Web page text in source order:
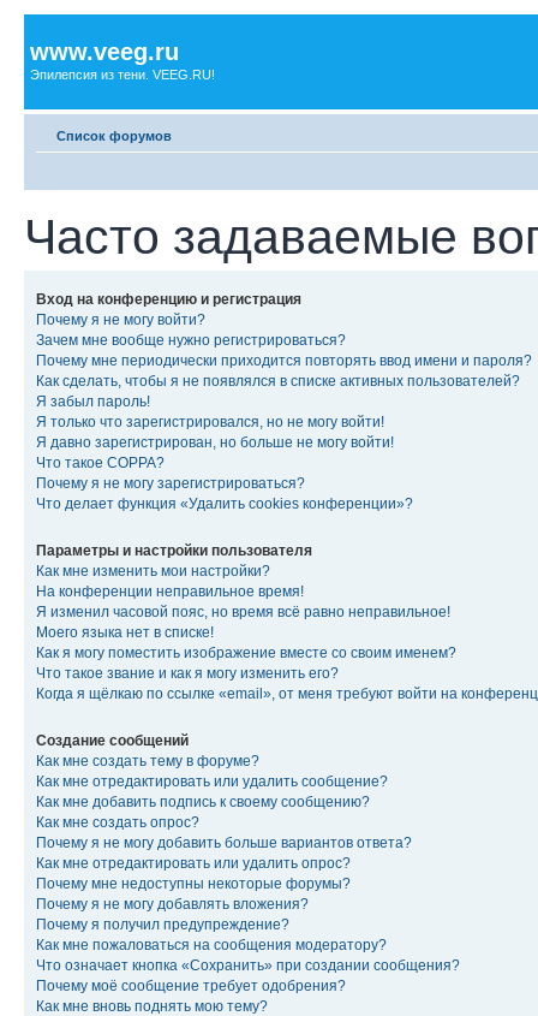
www.veeg.ru
Эпилепсия из тени. VEEG.RU!
Список форумов
Часто задаваемые
Вход на конференцию и регистрация
Почему я не могу войти?
Зачем мне вообще нужно регистрироваться?
Почему мне периодически приходится повторять ввод имени и пароля?
Как сделать, чтобы я не появлялся в списке активных пользователей?
Я забыл пароль!
Я только что зарегистрировался, но не могу войти!
Я давно зарегистрирован, но больше не могу войти!
Что такое COPPA?
Почему я не могу зарегистрироваться?
Что делает функция «Удалить cookies конференции»?
Параметры и настройки пользователя
Как мне изменить мои настройки?
На конференции неправильное время!
Я изменил часовой пояс, но время всё равно неправильное!
Моего языка нет в списке!
Как я могу поместить изображение вместе со своим именем?
Что такое звание и как я могу изменить его?
Когда я щёлкаю по ссылке «email», от меня требуют войти на
Создание сообщений
Как мне создать тему в форуме?
Как мне отредактировать или удалить сообщение?
Как мне добавить подпись к своему сообщению?
Как мне создать опрос?
Почему я не могу добавить больше вариантов ответа?
Как мне отредактировать или удалить опрос?
Почему мне недоступны некоторые форумы?
Почему я не могу добавлять вложения?
Почему я получил предупреждение?
Как мне пожаловаться на сообщения модератору?
Что означает кнопка «Сохранить» при создании сообщения?
Почему моё сообщение требует одобрения?
Как мне вновь поднять мою тему?